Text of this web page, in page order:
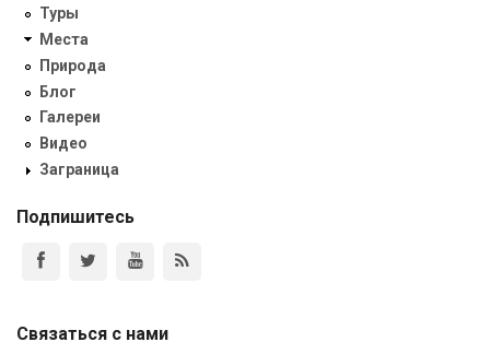
Туры
Места
Природа
Блог
Галереи
Видео
Заграница
Подпишитесь
Связаться с нами